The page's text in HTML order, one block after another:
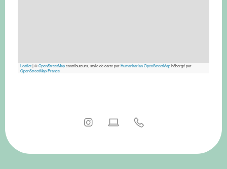
Leaflet|©OpenStreetMapcontributeurs, style de carte parHumanitarian OpenStreetMaphébergé par
OpenStreetMap France